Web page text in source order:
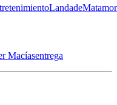
Macíasentrega